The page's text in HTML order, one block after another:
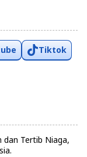
Tiktok
dan Tertib Niaga,